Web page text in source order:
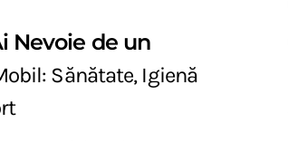
Nevoie de un
Sănătate, Igienă